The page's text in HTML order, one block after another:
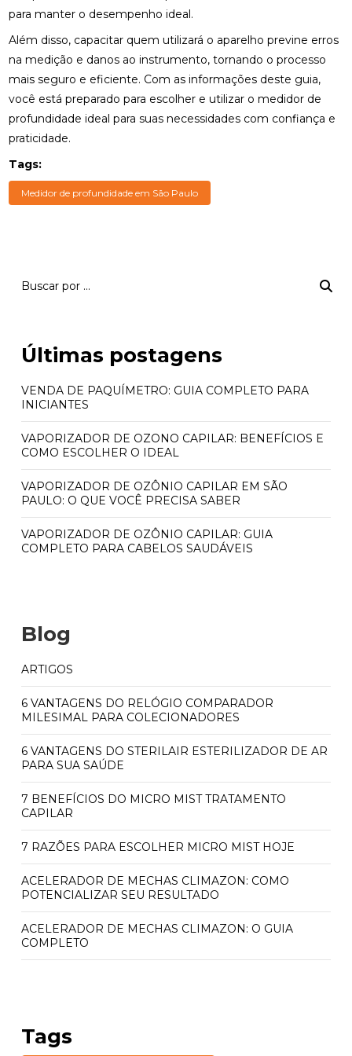
para manter o desempenho ideal.
Além disso, capacitar quem utilizará o aparelho previne erros
na medição e danos ao instrumento, tornando o processo
mais seguro e eficiente. Com as informações deste guia,
você está preparado para escolher e utilizar o medidor de
profundidade ideal para suas necessidades com confiança e
praticidade.
Tags:
Medidor de profundidade em São Paulo
Últimas postagens
VENDA DE PAQUÍMETRO: GUIA COMPLETO PARA
INICIANTES
VAPORIZADOR DE OZONO CAPILAR: BENEFÍCIOS E
COMO ESCOLHER O IDEAL
VAPORIZADOR DE OZÔNIO CAPILAR EM SÃO
PAULO: O QUE VOCÊ PRECISA SABER
VAPORIZADOR DE OZÔNIO CAPILAR: GUIA
COMPLETO PARA CABELOS SAUDÁVEIS
Blog
ARTIGOS
6 VANTAGENS DO RELÓGIO COMPARADOR
MILESIMAL PARA COLECIONADORES
6 VANTAGENS DO STERILAIR ESTERILIZADOR DE AR
PARA SUA SAÚDE
7 BENEFÍCIOS DO MICRO MIST TRATAMENTO
CAPILAR
7 RAZÕES PARA ESCOLHER MICRO MIST HOJE
ACELERADOR DE MECHAS CLIMAZON: COMO
POTENCIALIZAR SEU RESULTADO
ACELERADOR DE MECHAS CLIMAZON: O GUIA
COMPLETO
ACESSÍVEL
Tags